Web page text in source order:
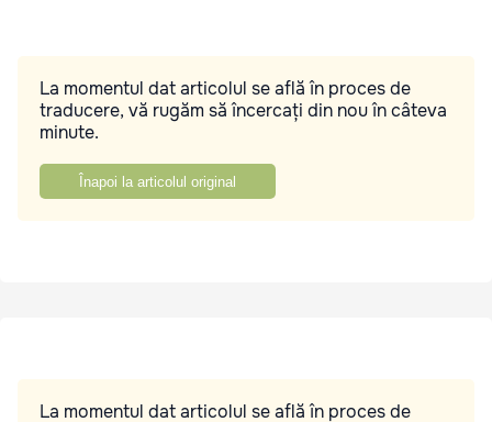
La momentul dat articolul se află în proces de
traducere, vă rugăm să încercați din nou în câteva
minute.
Înapoi la articolul original
La momentul dat articolul se află în proces de